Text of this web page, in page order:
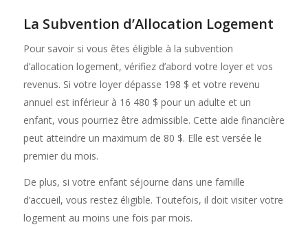
La Subvention d’Allocation Logement
Pour savoir si vous êtes éligible à la subvention
d’allocation logement, vérifiez d’abord votre loyer et vos
revenus. Si votre loyer dépasse 198 $ et votre revenu
annuel est inférieur à 16 480 $ pour un adulte et un
enfant, vous pourriez être admissible. Cette aide financière
peut atteindre un maximum de 80 $. Elle est versée le
premier du mois.
De plus, si votre enfant séjourne dans une famille
d’accueil, vous restez éligible. Toutefois, il doit visiter votre
logement au moins une fois par mois.